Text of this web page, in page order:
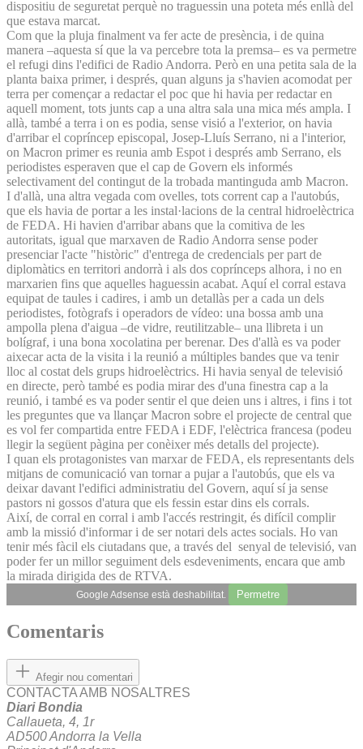
dispositiu de seguretat perquè no traguessin una poteta més enllà del
que estava marcat.
Com que la pluja finalment va fer acte de presència, i de quina
manera –aquesta sí que la va percebre tota la premsa– es va permetre
el refugi dins l'edifici de Radio Andorra. Però en una petita sala de la
planta baixa primer, i després, quan alguns ja s'havien acomodat per
terra per començar a redactar el poc que hi havia per redactar en
aquell moment, tots junts cap a una altra sala una mica més ampla. I
allà, també a terra i on es podia, sense visió a l'exterior, on havia
d'arribar el copríncep episcopal, Josep-Lluís Serrano, ni a l'interior,
on Macron primer es reunia amb Espot i després amb Serrano, els
periodistes esperaven que el cap de Govern els informés
selectivament del contingut de la trobada mantinguda amb Macron.
I d'allà, una altra vegada com ovelles, tots corrent cap a l'autobús,
que els havia de portar a les instal·lacions de la central hidroelèctrica
de FEDA. Hi havien d'arribar abans que la comitiva de les
autoritats, igual que marxaven de Radio Andorra sense poder
presenciar l'acte "històric" d'entrega de credencials per part de
diplomàtics en territori andorrà i als dos coprínceps alhora, i no en
marxarien fins que aquelles haguessin acabat. Aquí el corral estava
equipat de taules i cadires, i amb un detallàs per a cada un dels
periodistes, fotògrafs i operadors de vídeo: una bossa amb una
ampolla plena d'aigua –de vidre, reutilitzable– una llibreta i un
bolígraf, i una bona xocolatina per berenar. Des d'allà es va poder
aixecar acta de la visita i la reunió a múltiples bandes que va tenir
lloc al costat dels grups hidroelèctrics. Hi havia senyal de televisió
en directe, però també es podia mirar des d'una finestra cap a la
reunió, i també es va poder sentir el que deien uns i altres, i fins i tot
les preguntes que va llançar Macron sobre el projecte de central que
es vol fer compartida entre FEDA i EDF, l'elèctrica francesa (podeu
llegir la següent pàgina per conèixer més detalls del projecte).
I quan els protagonistes van marxar de FEDA, els representants dels
mitjans de comunicació van tornar a pujar a l'autobús, que els va
deixar davant l'edifici administratiu del Govern, aquí sí ja sense
pastors ni gossos d'atura que els fessin estar dins els corrals.
Així, de corral en corral i amb l'accés restringit, és difícil complir
amb la missió d'informar i de ser notari dels actes socials. Ho van
tenir més fàcil els ciutadans que, a través del senyal de televisió, van
poder fer un millor seguiment dels esdeveniments, encara que amb
la mirada dirigida des de RTVA.
Google Adsense està deshabilitat. Permetre
Comentaris
Afegir nou comentari
CONTACTA AMB NOSALTRES
Diari Bondia
Callaueta, 4, 1r
AD500 Andorra la Vella